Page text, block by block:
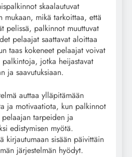
skaalautuvat
mukaan, mikä tarkoittaa, että
pelissä, palkinnot muuttuvat
pelaajat saattavat aloittaa
taas kokeneet pelaajat voivat
jotka heijastavat
ja saavutuksiaan.
auttaa ylläpitämään
ja motivaatiota, kun palkinnot
pelaajan tarpeiden ja
edistymisen myötä.
kirjautumaan sisään päivittäin
järjestelmän hyödyt.